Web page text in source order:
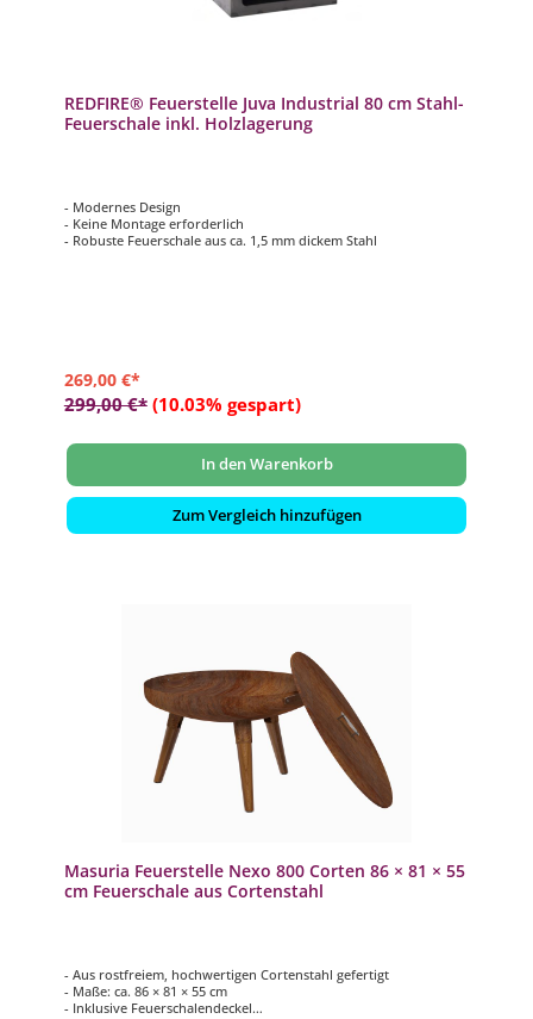
REDFIRE® Feuerstelle Juva Industrial 80 cm Stahl-
Feuerschale inkl. Holzlagerung
- Modernes Design
- Keine Montage erforderlich
- Robuste Feuerschale aus ca. 1,5 mm dickem Stahl
269,00 €*
299,00 €* (10.03% gespart)
In den Warenkorb
Zum Vergleich hinzufügen
Masuria Feuerstelle Nexo 800 Corten 86 × 81 × 55
cm Feuerschale aus Cortenstahl
- Aus rostfreiem, hochwertigen Cortenstahl gefertigt
- Maße: ca. 86 × 81 × 55 cm
- Inklusive Feuerschalendeckel